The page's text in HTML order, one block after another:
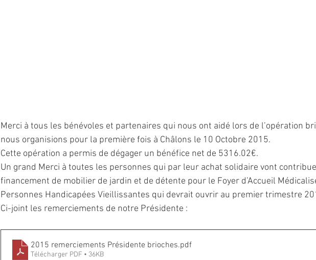
Merci à tous les bénévoles et partenaires qui nous ont aidé lors de l’opération
nous organisions pour la première fois à Châlons le 10 Octobre 2015.
Cette opération a permis de dégager un bénéfice net de 5316.02€.
Un grand Merci à toutes les personnes qui par leur achat solidaire vont
financement de mobilier de jardin et de détente pour le Foyer d’Accueil
Personnes Handicapées Vieillissantes qui devrait ouvrir au premier trimestre
Ci-joint les remerciements de notre Présidente :
2015 remerciements Présidente brioches.pdf
Télécharger PDF • 36KB